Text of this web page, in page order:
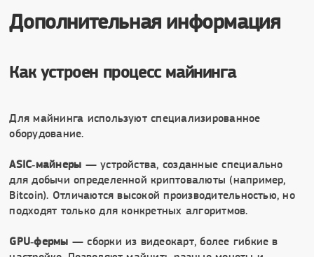
Дополнительная информация
Как устроен процесс майнинга
Для майнинга используют специализированное
оборудование.
ASIC‑майнеры — устройства, созданные специально
для добычи определенной криптовалюты (например,
Bitcoin). Отличаются высокой производительностью, но
подходят только для конкретных алгоритмов.
GPU‑фермы — сборки из видеокарт, более гибкие в